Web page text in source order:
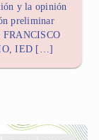
y la opinión
preliminar
FRANCISCO
IED […]